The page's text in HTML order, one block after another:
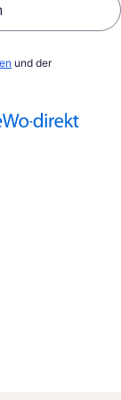
und der